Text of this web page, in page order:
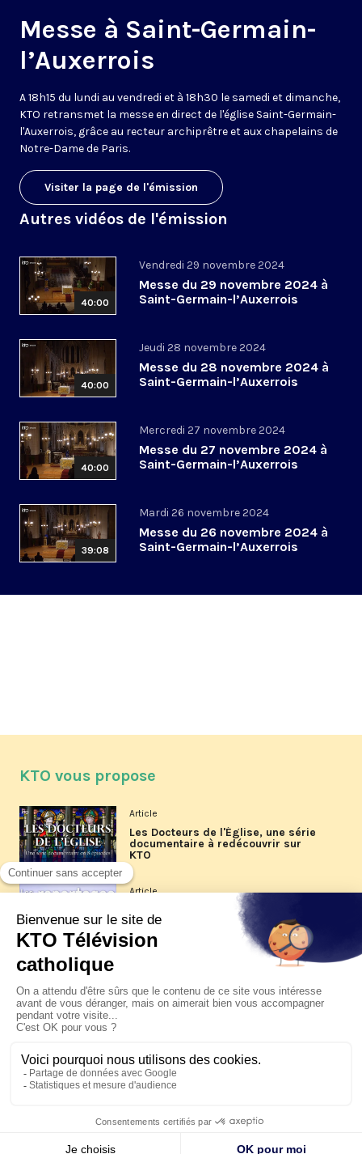
Messe à Saint-Germain-
l’Auxerrois
A 18h15 du lundi au vendredi et à 18h30 le samedi et dimanche,
KTO retransmet la messe en direct de l'église Saint-Germain-
l'Auxerrois, grâce au recteur archiprêtre et aux chapelains de
Notre-Dame de Paris.
Visiter la page de l'émission
Autres vidéos de l'émission
40:00
Vendredi 29 novembre 2024
Messe du 29 novembre 2024 à
Saint-Germain-l’Auxerrois
40:00
Jeudi 28 novembre 2024
Messe du 28 novembre 2024 à
Saint-Germain-l’Auxerrois
40:00
Mercredi 27 novembre 2024
Messe du 27 novembre 2024 à
Saint-Germain-l’Auxerrois
39:08
Mardi 26 novembre 2024
Messe du 26 novembre 2024 à
Saint-Germain-l’Auxerrois
KTO vous propose
Article
Les Docteurs de l'Église, une série
documentaire à redécouvrir sur
KTO
Article
Les reportages d'été 2026 de KTO
La visite pastorale du pape Léon
XIV à Assise à suivre sur KTO le
jeudi 6 août
Le pape en Uruguay, Argentine et
Pérou du 6 au 17 novembre 2026